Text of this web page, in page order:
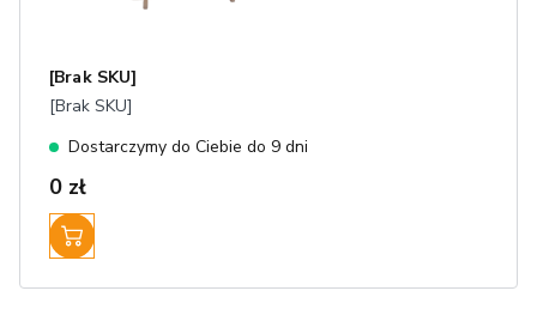
[Brak SKU]
[Brak SKU]
Dostarczymy do Ciebie do 9 dni
0 zł